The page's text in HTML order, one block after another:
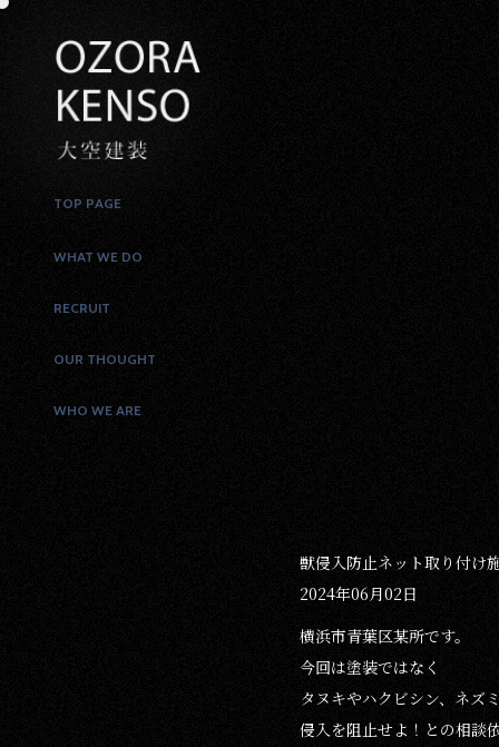
TOP PAGE
WHAT WE DO
RECRUIT
OUR THOUGHT
WHO WE ARE
獣侵入防止ネット取り付け
2024年06月02日
横浜市青葉区某所です。
今回は塗装ではなく
タヌキやハクビシン、ネズ
侵入を阻止せよ！との相談